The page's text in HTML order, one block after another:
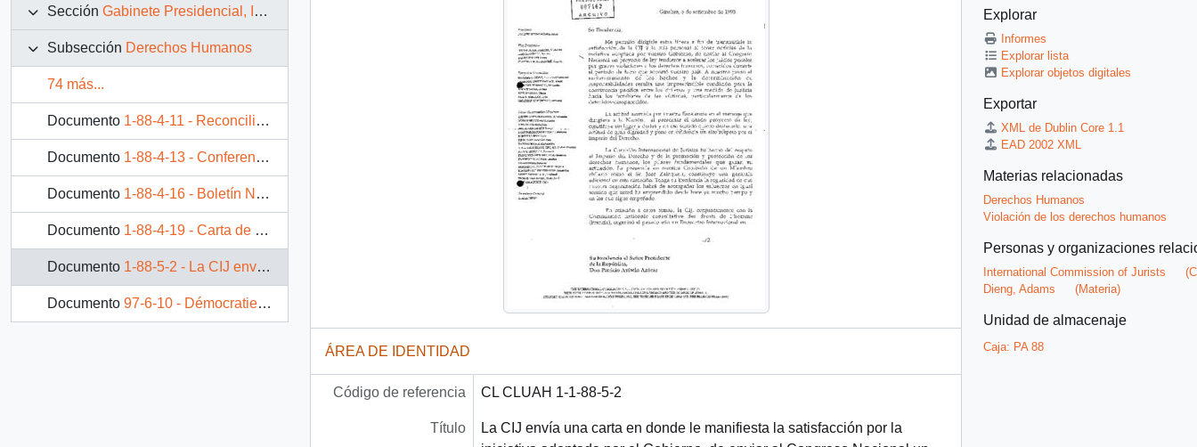
Sección Gabinete Presidencial, Instituciones y Servicios
Subsección Derechos Humanos
74 más...
Documento 1-88-4-11 - Reconciliación nacional: un urgente desafío nacional.
Documento 1-88-4-13 - Conferencia de prensa de dirigentes del partido Socialista sobre el proyecto de ley sobre violaciones de derechos humanos durante la dictadura presentado por el gobierno.
Documento 1-88-4-16 - Boletín No. 1057-07-1.: Informe de la Comisión de constitución, legislación y justicia, recaído en el proyecto de ley que autoriza la designación de ministros de cortes de apelaciones reemplazantes y dispone nombramiento de ministros en visita para conocer procesos que indica.
Documento 1-88-4-19 - Carta de Marta Cruz Coke al presidente de la república indicando que hubo un mal entendido en un comunicado en que aparecía ella como firmante.
Documento 1-88-5-2 - La CIJ envía una carta en donde le manifiesta la satisfacción por la iniciativa adoptada por el Gobierno, de enviar al Congreso Nacional un proyecto de ley tendiente a acelerar los juicios penales por graves violaciones a los derechos humanos.
Documento 97-6-10 - Démocratie et droits du peuple mapuche au Chili aujourd’hui (Democracia y derechos del pueblo mapuche en Chile hoy en día)
ÁREA DE IDENTIDAD
Código de referencia CL CLUAH 1-1-88-5-2
Título
La CIJ envía una carta en donde le manifiesta la satisfacción por la
Explorar
Informes
Explorar lista
Explorar objetos digitales
Exportar
XML de Dublin Core 1.1
EAD 2002 XML
Materias relacionadas
Derechos Humanos
Violación de los derechos humanos
Personas y organizaciones
International Commission of Jurists
Dieng, Adams
(Materia)
Unidad de almacenaje
Caja: PA 88